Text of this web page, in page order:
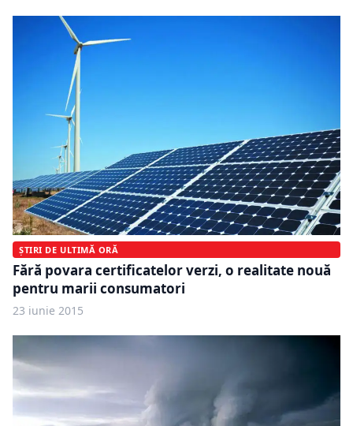
ȘTIRI DE ULTIMĂ ORĂ
Fără povara certificatelor verzi, o realitate nouă
pentru marii consumatori
23 iunie 2015